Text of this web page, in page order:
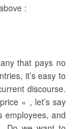
:
that pays no
it’s easy to
discourse.
« , let’s say
employees, and